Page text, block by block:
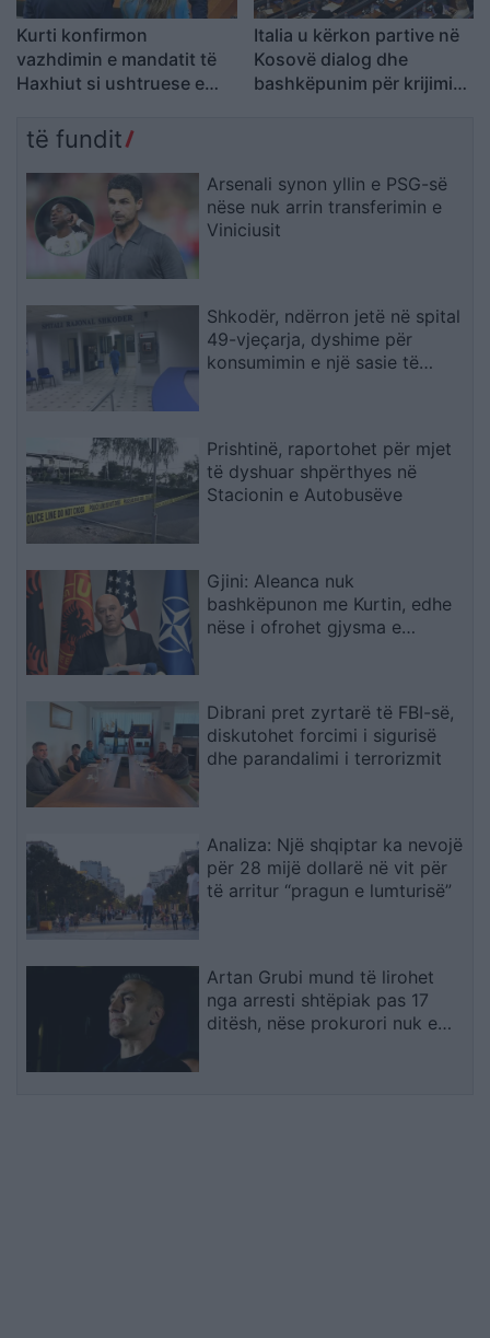
Kurti konfirmon
vazhdimin e mandatit të
Haxhiut si ushtruese e
Italia u kërkon partive në
Kosovë dialog dhe
bashkëpunim për krijimin
të fundit
Arsenali synon yllin e PSG-së
nëse nuk arrin transferimin e
Viniciusit
Shkodër, ndërron jetë në spital
49-vjeçarja, dyshime për
konsumimin e një sasie të
Prishtinë, raportohet për mjet
të dyshuar shpërthyes në
Stacionin e Autobusëve
Gjini: Aleanca nuk
bashkëpunon me Kurtin, edhe
nëse i ofrohet gjysma e
Dibrani pret zyrtarë të FBI-së,
diskutohet forcimi i sigurisë
dhe parandalimi i terrorizmit
Analiza: Një shqiptar ka nevojë
për 28 mijë dollarë në vit për
të arritur “pragun e lumturisë”
Artan Grubi mund të lirohet
nga arresti shtëpiak pas 17
ditësh, nëse prokurori nuk e